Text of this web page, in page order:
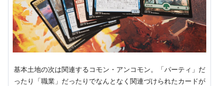
基本土地の次は関連するコモン・アンコモン。「パーティ」だ
ったり「職業」だったりでなんとなく関連づけられたカードが